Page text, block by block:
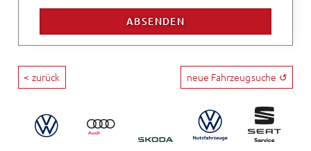
< zurück neue Fahrzeugsuche ↺